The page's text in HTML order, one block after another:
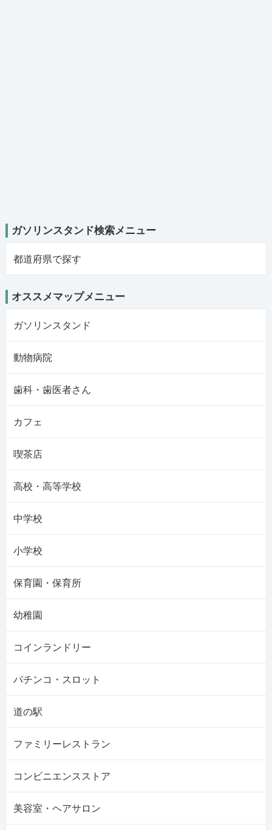
ガソリンスタンド検索メニュー
都道府県で探す
オススメマップメニュー
ガソリンスタンド
動物病院
歯科・歯医者さん
カフェ
喫茶店
高校・高等学校
中学校
小学校
保育園・保育所
幼稚園
コインランドリー
パチンコ・スロット
道の駅
ファミリーレストラン
コンビニエンスストア
美容室・ヘアサロン